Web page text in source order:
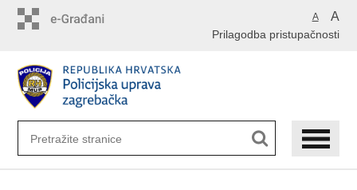
A A
Prilagodba pristupačnosti